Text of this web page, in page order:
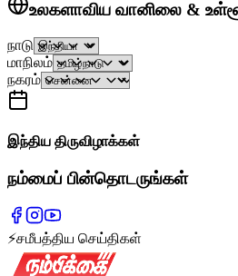
உலகளாவிய வானிலை &
நாடு
மாநிலம்
நகரம்
இந்திய திருவிழாக்கள்
நம்மைப் பின்தொடருங்கள்
⚡சமீபத்திய செய்திகள்